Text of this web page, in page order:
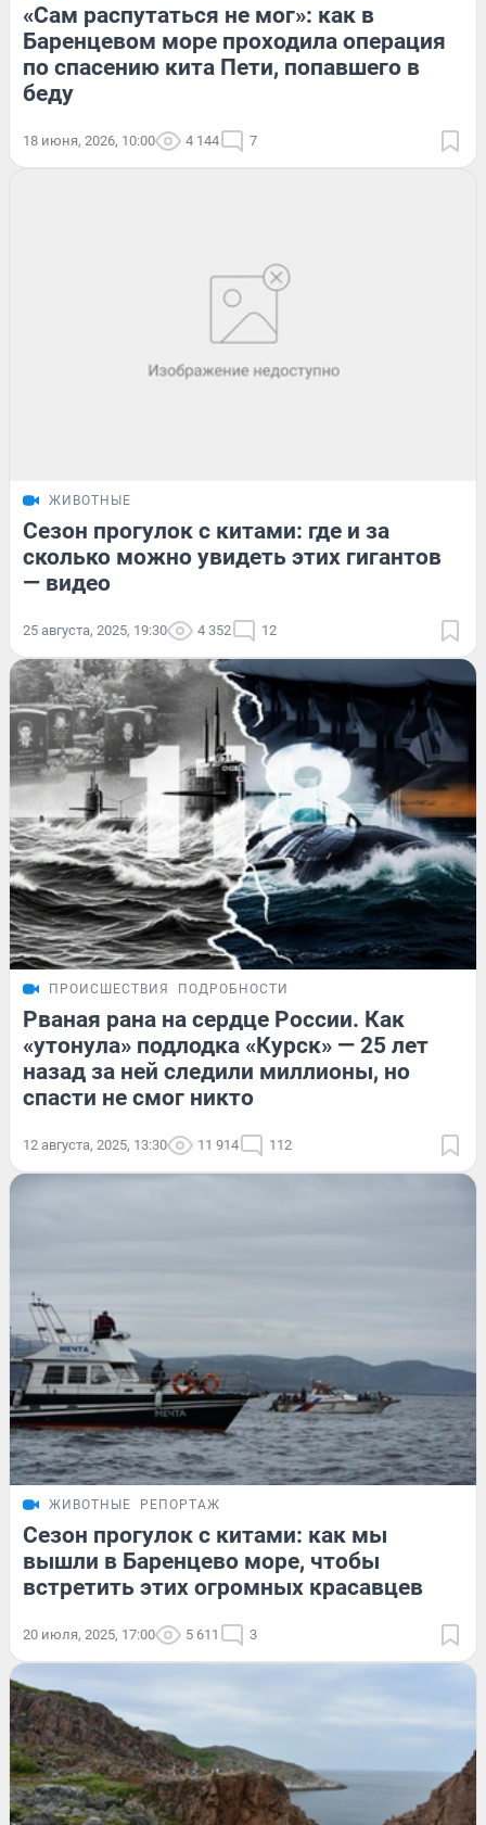
«Сам распутаться не мог»: как в
Баренцевом море проходила операция
по спасению кита Пети, попавшего в
беду
18 июня, 2026, 10:00 4 144 7
ЖИВОТНЫЕ
Сезон прогулок с китами: где и за
сколько можно увидеть этих гигантов
— видео
25 августа, 2025, 19:30 4 352 12
ПРОИСШЕСТВИЯ ПОДРОБНОСТИ
Рваная рана на сердце России. Как
«утонула» подлодка «Курск» — 25 лет
назад за ней следили миллионы, но
спасти не смог никто
12 августа, 2025, 13:30 11 914 112
ЖИВОТНЫЕ РЕПОРТАЖ
Сезон прогулок с китами: как мы
вышли в Баренцево море, чтобы
встретить этих огромных красавцев
20 июля, 2025, 17:00 5 611 3